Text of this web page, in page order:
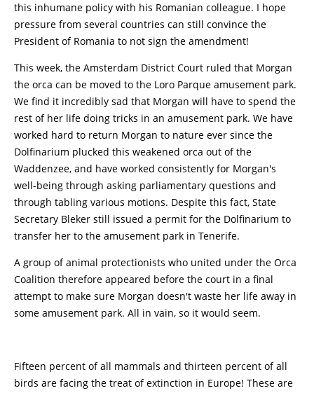
this inhumane policy with his Romanian colleague. I hope
pressure from several countries can still convince the
President of Romania to not sign the amendment!
This week, the Amsterdam District Court ruled that Morgan
the orca can be moved to the Loro Parque amusement park.
We find it incredibly sad that Morgan will have to spend the
rest of her life doing tricks in an amusement park. We have
worked hard to return Morgan to nature ever since the
Dolfinarium plucked this weakened orca out of the
Waddenzee, and have worked consistently for Morgan's
well-being through asking parliamentary questions and
through tabling various motions. Despite this fact, State
Secretary Bleker still issued a permit for the Dolfinarium to
transfer her to the amusement park in Tenerife.
A group of animal protectionists who united under the Orca
Coalition therefore appeared before the court in a final
attempt to make sure Morgan doesn't waste her life away in
some amusement park. All in vain, so it would seem.
Fifteen percent of all mammals and thirteen percent of all
birds are facing the treat of extinction in Europe! These are